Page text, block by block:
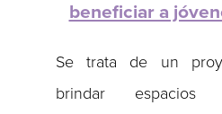
beneficiar a
Se trata de un
brindar espacios